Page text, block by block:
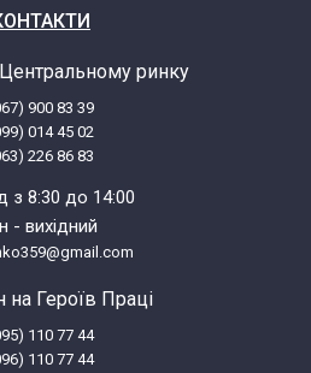
ринку
900 83 39
014 45 02
226 86 83
з 8:30 до 14:00
- вихідний
на Героїв Праці
110 77 44
110 77 44